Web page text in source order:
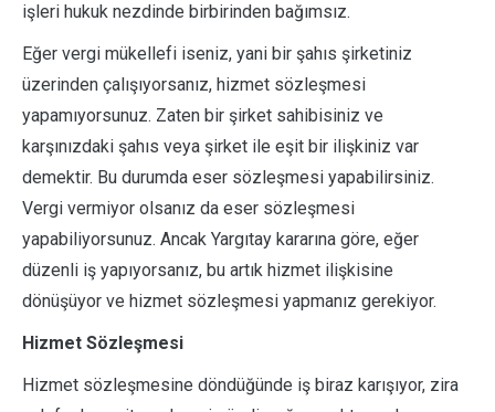
işleri hukuk nezdinde birbirinden bağımsız.
Eğer vergi mükellefi iseniz, yani bir şahıs şirketiniz
üzerinden çalışıyorsanız, hizmet sözleşmesi
yapamıyorsunuz. Zaten bir şirket sahibisiniz ve
karşınızdaki şahıs veya şirket ile eşit bir ilişkiniz var
demektir. Bu durumda eser sözleşmesi yapabilirsiniz.
Vergi vermiyor olsanız da eser sözleşmesi
yapabiliyorsunuz. Ancak Yargıtay kararına göre, eğer
düzenli iş yapıyorsanız, bu artık hizmet ilişkisine
dönüşüyor ve hizmet sözleşmesi yapmanız gerekiyor.
Hizmet Sözleşmesi
Hizmet sözleşmesine döndüğünde iş biraz karışıyor, zira